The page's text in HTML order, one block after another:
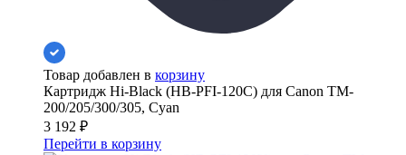
Товар добавлен в корзину
Картридж Hi-Black (HB-PFI-120C) для Canon TM-
200/205/300/305, Cyan
3 192 ₽
Перейти в корзину